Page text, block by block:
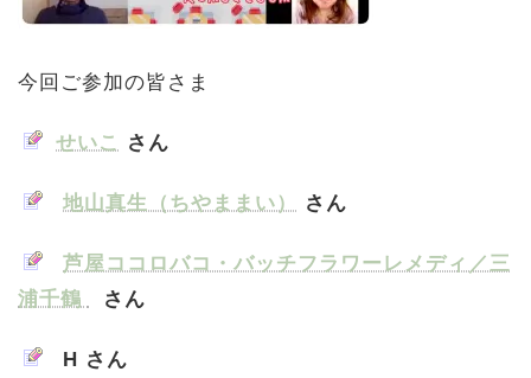
今回ご参加の皆さま
せいこ さん
地山真生（ちやままい） さん
芦屋ココロバコ・バッチフラワーレメディ／三
浦千鶴
さん
H さん